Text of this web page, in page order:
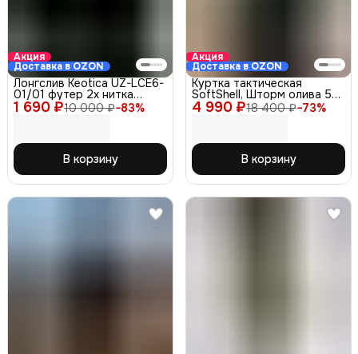
Акция
Доставка в OZON
1 690 ₽10 000 ₽−83%
Лонгслив Keotica UZ-LСЕ6-
01/01 футер 2х нитка
черный 52-54
В корзину
Акция
Доставка в OZON
4 990 ₽18 400 ₽−73%
Куртка тактическая
SoftShell, Шторм олива 52-
54
В корзину